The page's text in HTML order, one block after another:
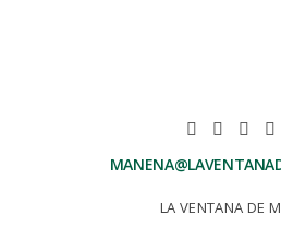
LA VENTANA DE